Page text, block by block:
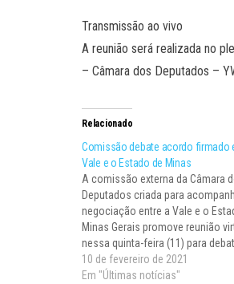
Transmissão ao vivo
A reunião será realizada no
– Câmara dos Deputados –
Relacionado
Comissão debate acordo firmado
Vale e o Estado de Minas
A comissão externa da Câmara
Deputados criada para
negociação entre a Vale e o
Minas Gerais promove reunião
nessa quinta-feira (11) para
acordo assinado no último dia 4
fevereiro. O acordo, no valor de
10 de fevereiro de 2021
Em "Últimas notícias"